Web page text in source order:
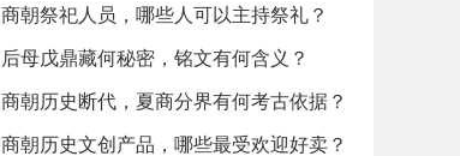
商朝祭祀人员，哪些人可以主持祭礼？
后母戊鼎藏何秘密，铭文有何含义？
商朝历史断代，夏商分界有何考古依据？
商朝历史文创产品，哪些最受欢迎好卖？